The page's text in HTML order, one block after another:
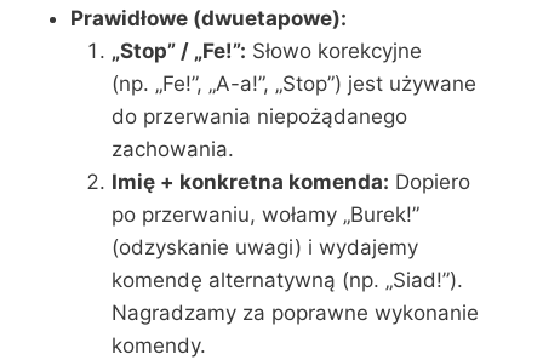
Prawidłowe (dwuetapowe):
„Stop” / „Fe!”: Słowo korekcyjne
(np. „Fe!”, „A-a!”, „Stop”) jest używane
do przerwania niepożądanego
zachowania.
Imię + konkretna komenda: Dopiero
po przerwaniu, wołamy „Burek!”
(odzyskanie uwagi) i wydajemy
komendę alternatywną (np. „Siad!”).
Nagradzamy za poprawne wykonanie
komendy.